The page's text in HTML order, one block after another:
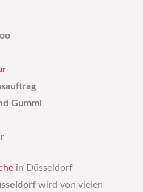
Gummi
in Düsseldorf
wird von vielen